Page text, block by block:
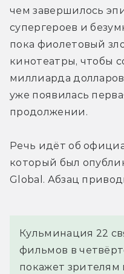
чем завершилось
супергероев и
пока фиолетовый
кинотеатры, чтобы
миллиарда
уже появилась
продолжении.
Речь идёт об
который был
Global. Абзац
Кульминация 22
фильмов в
покажет